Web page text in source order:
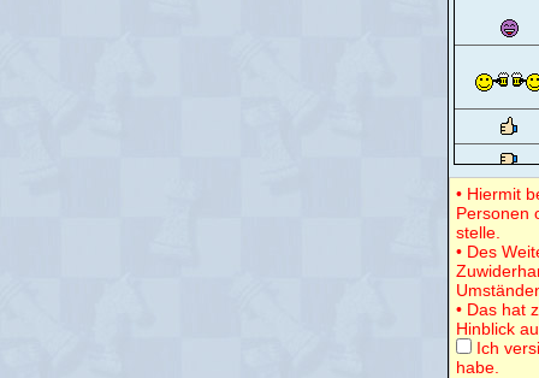
• Hiermit
Personen
stelle.
• Des
• Das hat
Hinblick
Ich
habe.